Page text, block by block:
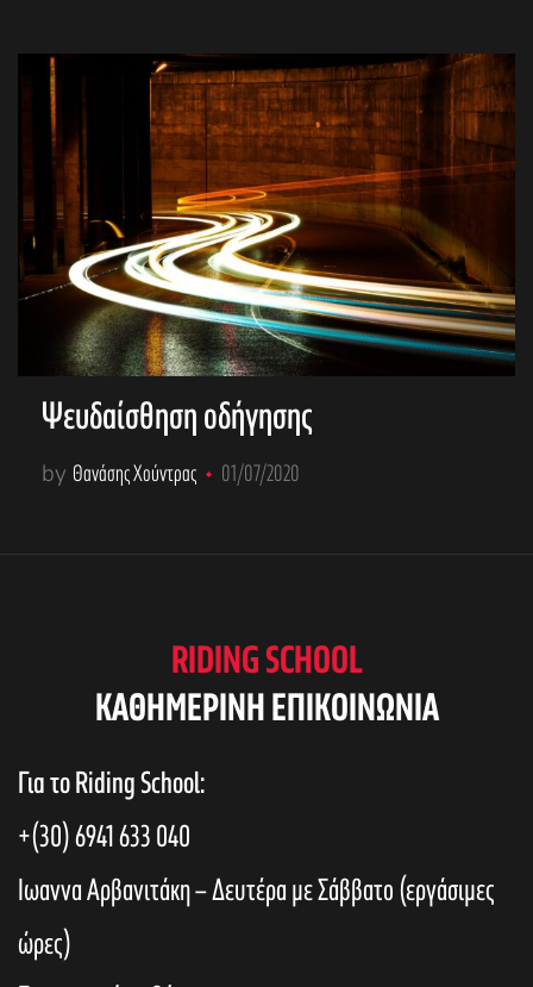
Ψευδαίσθηση οδήγησης
by Θανάσης Χούντρας 01/07/2020
RIDING SCHOOL
KAΘΗΜΕΡΙΝΗ ΕΠΙΚΟΙΝΩΝΙΑ
Για το Riding School:
+(30) 6941 633 040
Ιωαννα Αρβανιτάκη – Δευτέρα με Σάββατο (εργάσιμες
ώρες)